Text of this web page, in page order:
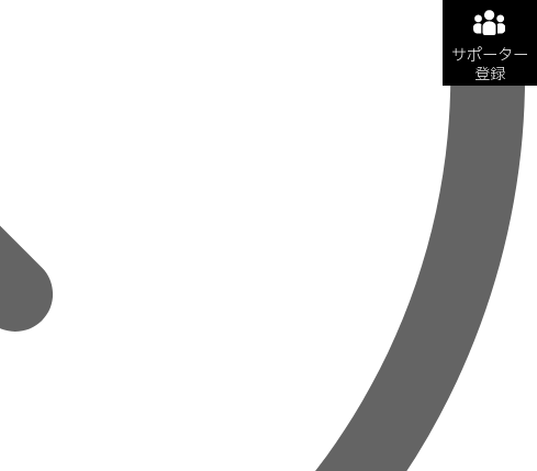
サポーター
登録